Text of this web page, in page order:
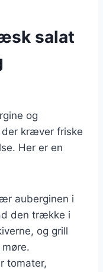
salat
og
der kræver friske
Her er en
auberginen i
den trække i
og grill
tomater,